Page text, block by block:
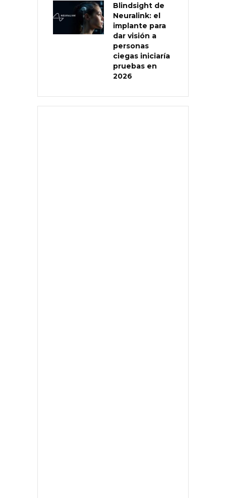
Blindsight de
Neuralink: el
implante para
dar visión a
personas
ciegas iniciaría
pruebas en
2026